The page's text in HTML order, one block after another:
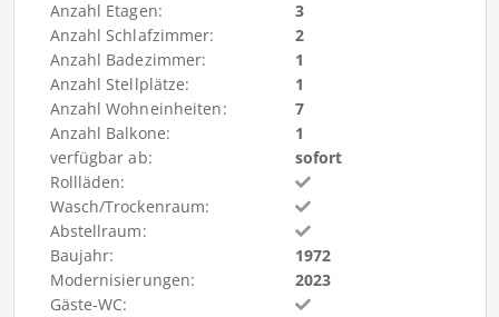
Anzahl Etagen:
3
Anzahl Schlafzimmer:
2
Anzahl Badezimmer:
1
Anzahl Stellplätze:
1
Anzahl Wohneinheiten:
7
Anzahl Balkone:
1
verfügbar ab:
sofort
Rollläden:
Wasch/Trockenraum:
Abstellraum:
Baujahr:
1972
Modernisierungen:
2023
Gäste-WC: